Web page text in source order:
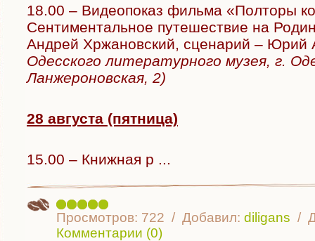
18.00 – Видеопоказ фильма «Полторы
Сентиментальное путешествие на
Андрей Хржановский, сценарий – Юрий
Одесского литературного музея, г.
Ланжероновская, 2)
28 августа (пятница)
15.00 – Книжная р ...
Просмотров: 722 Добавил: diligans
Комментарии (0)